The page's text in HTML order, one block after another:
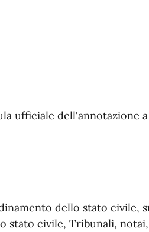
ufficiale dell'annotazione
dello stato civile,
stato civile, Tribunali,